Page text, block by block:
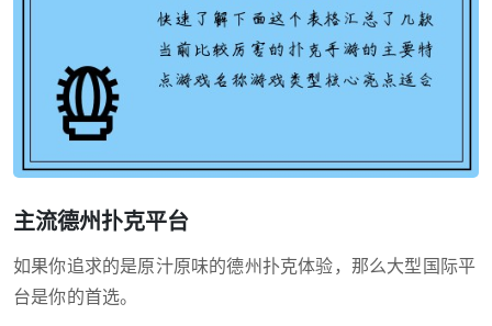
主流德州扑克平台
如果你追求的是原汁原味的德州扑克体验，那么大型国际平
台是你的首选。